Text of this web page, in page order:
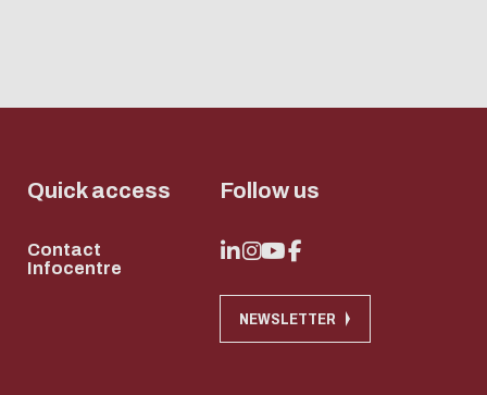
Quick access
Contact
Infocentre
Follow us
NEWSLETTER